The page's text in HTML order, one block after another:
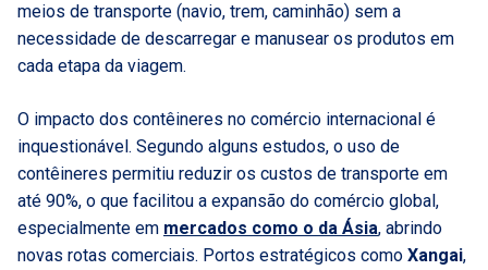
meios de transporte (navio, trem, caminhão) sem a
necessidade de descarregar e manusear os produtos em
cada etapa da viagem.
O impacto dos contêineres no comércio internacional é
inquestionável. Segundo alguns estudos, o uso de
contêineres permitiu reduzir os custos de transporte em
até 90%, o que facilitou a expansão do comércio global,
especialmente em mercados como o da Ásia, abrindo
novas rotas comerciais. Portos estratégicos como Xangai,